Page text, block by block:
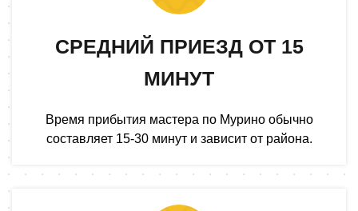
СРЕДНИЙ ПРИЕЗД ОТ 15
МИНУТ
Время прибытия мастера по Мурино обычно
составляет 15-30 минут и зависит от района.